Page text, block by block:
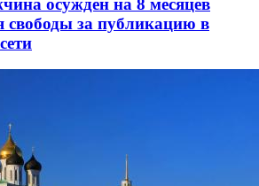
свободы за публикацию в